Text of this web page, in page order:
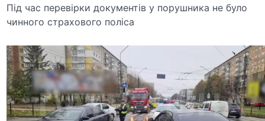
Під час перевірки документів у порушника не було
чинного страхового поліса